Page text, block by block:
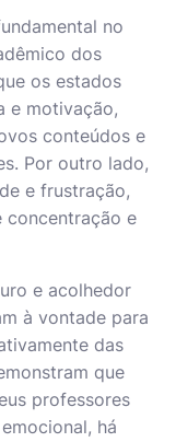
no
dos
os estados
e motivação,
conteúdos e
Por outro lado,
e frustração,
concentração e
e acolhedor
à vontade para
das
que
professores
há